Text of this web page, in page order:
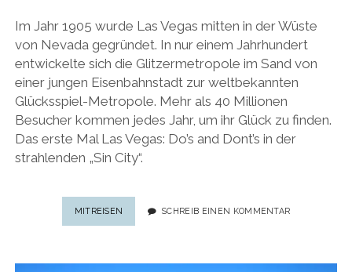
Im Jahr 1905 wurde Las Vegas mitten in der Wüste
von Nevada gegründet. In nur einem Jahrhundert
entwickelte sich die Glitzermetropole im Sand von
einer jungen Eisenbahnstadt zur weltbekannten
Glücksspiel-Metropole. Mehr als 40 Millionen
Besucher kommen jedes Jahr, um ihr Glück zu finden.
Das erste Mal Las Vegas: Do’s and Dont’s in der
strahlenden „Sin City“.
MITREISEN
ERSTE
SCHREIB EINEN KOMMENTAR